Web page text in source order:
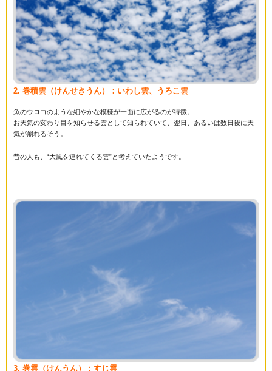
2. 巻積雲（けんせきうん）：いわし雲、うろこ雲
魚のウロコのような細やかな模様が一面に広がるのが特徴。
お天気の変わり目を知らせる雲として知られていて、翌日、あるいは数日後に天
気が崩れるそう。
昔の人も、“大風を連れてくる雲”と考えていたようです。
3. 巻雲（けんうん）：すじ雲